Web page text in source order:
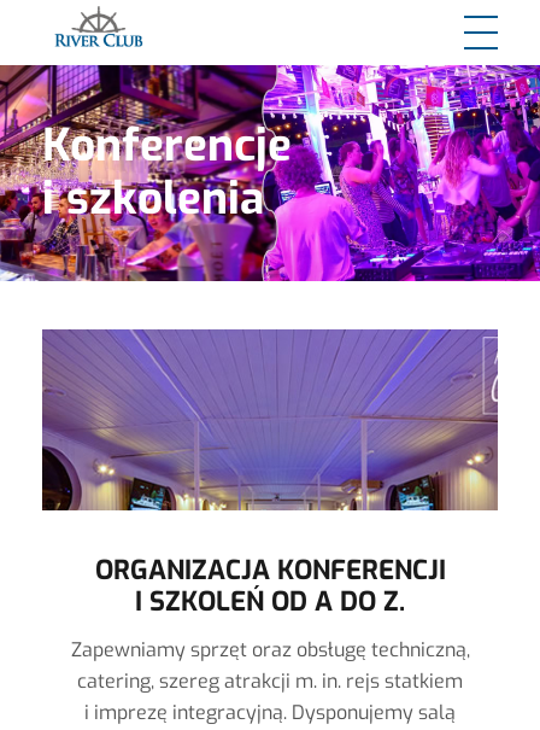
River Club
Konferencje
i szkolenia
ORGANIZACJA KONFERENCJI
I SZKOLEŃ OD A DO Z.
Zapewniamy sprzęt oraz obsługę techniczną,
catering, szereg atrakcji m. in. rejs statkiem
i imprezę integracyjną. Dysponujemy salą